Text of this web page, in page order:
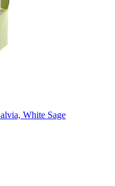
White Sage